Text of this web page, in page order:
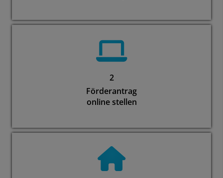
2
Förderantrag
online stellen